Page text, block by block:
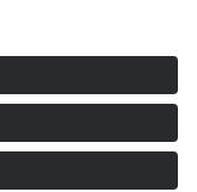
ENJOY YOUR RIDE!
19b · D-53773
+49 (0) 2242 9140847